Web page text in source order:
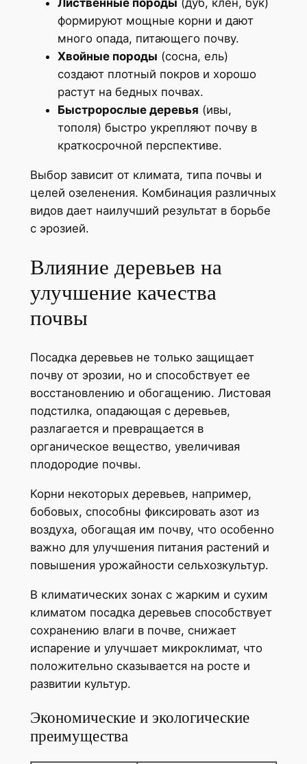
формируют мощные корни и дают
много опада, питающего почву.
Хвойные породы (сосна, ель)
создают плотный покров и хорошо
растут на бедных почвах.
Быстророслые деревья (ивы,
тополя) быстро укрепляют почву в
краткосрочной перспективе.
Выбор зависит от климата, типа почвы и
целей озеленения. Комбинация различных
видов дает наилучший результат в борьбе
с эрозией.
Влияние деревьев на
улучшение качества
почвы
Посадка деревьев не только защищает
почву от эрозии, но и способствует ее
восстановлению и обогащению. Листовая
подстилка, опадающая с деревьев,
разлагается и превращается в
органическое вещество, увеличивая
плодородие почвы.
Корни некоторых деревьев, например,
бобовых, способны фиксировать азот из
воздуха, обогащая им почву, что особенно
важно для улучшения питания растений и
повышения урожайности сельхозкультур.
В климатических зонах с жарким и сухим
климатом посадка деревьев способствует
сохранению влаги в почве, снижает
испарение и улучшает микроклимат, что
положительно сказывается на росте и
развитии культур.
Экономические и экологические
преимущества